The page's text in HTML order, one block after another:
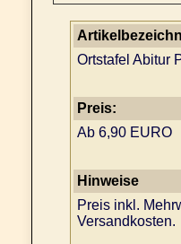
Ortstafel Abitur
Preis:
Ab 6,90 EURO
Hinweise
Preis inkl.
Versandkosten.